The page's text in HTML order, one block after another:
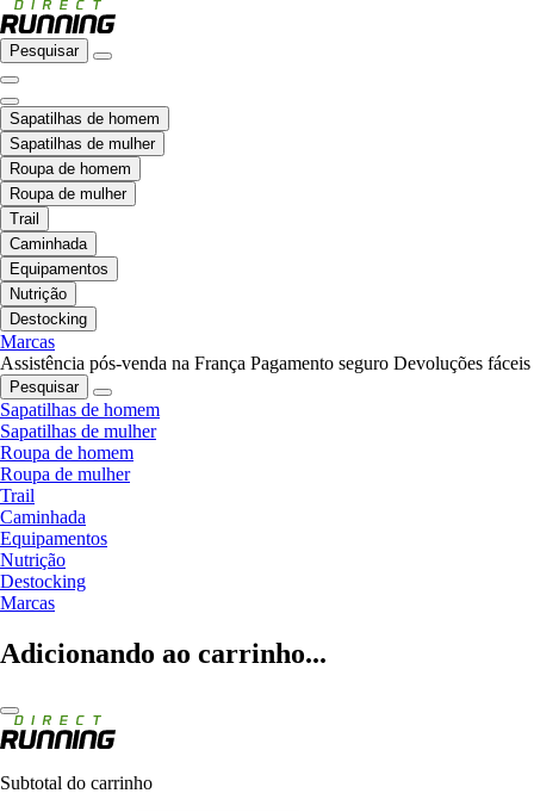
Pesquisar
Sapatilhas de homem
Sapatilhas de mulher
Roupa de homem
Roupa de mulher
Trail
Caminhada
Equipamentos
Nutrição
Destocking
Marcas
Assistência pós-venda na França Pagamento seguro Devoluções fáceis
Pesquisar
Sapatilhas de homem
Sapatilhas de mulher
Roupa de homem
Roupa de mulher
Trail
Caminhada
Equipamentos
Nutrição
Destocking
Marcas
Adicionando ao carrinho...
Subtotal do carrinho